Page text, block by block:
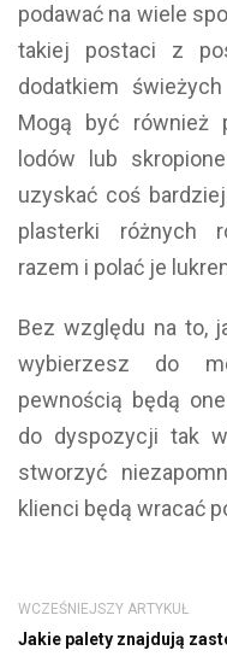
podawać na wiele
takiej postaci z
dodatkiem
Mogą być również
lodów lub
uzyskać coś
plasterki różnych
razem i polać je
Bez względu na to,
wybierzesz do
pewnością będą
do dyspozycji tak
stworzyć
klienci będą wracać
WCZEŚNIEJSZY ARTYKUŁ
Jakie palety znajdują